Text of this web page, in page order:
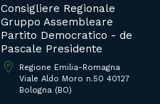
Consigliere Regionale
Gruppo Assembleare
Partito Democratico - de
Pascale Presidente
Regione Emilia-Romagna
Viale Aldo Moro n.50 40127
Bologna (BO)